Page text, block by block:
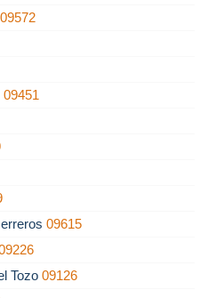
09572
09451
09615
Tozo09126